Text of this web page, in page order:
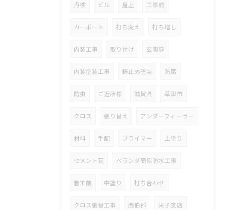
点検 ビル 屋上 工事前
カーポート 打ち変え 打ち増し
内装工事 取り付け 玄関扉
内装塗装工事 錆止め塗装 防腐
防虫 ご近所様 滋賀県 草津市
クロス 張り替え アンダーフィーラー
材料 手配 プライマー 上塗り
セメント瓦 ベランダ簡易防水工事
着工前 中塗り 打ち合わせ
クロス張替工事 西伯郡 米子支店